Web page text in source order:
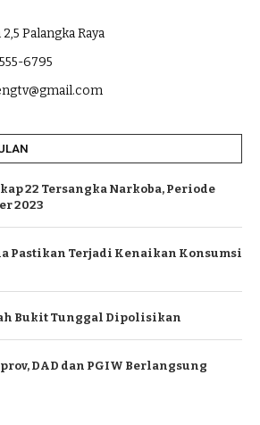
Palangka Raya
6795
22 Tersangka Narkoba, Periode
2023
Pastikan Terjadi Kenaikan Konsumsi
Bukit Tunggal Dipolisikan
DAD dan PGIW Berlangsung